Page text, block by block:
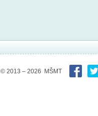
© 2013 – 2026 MŠMT